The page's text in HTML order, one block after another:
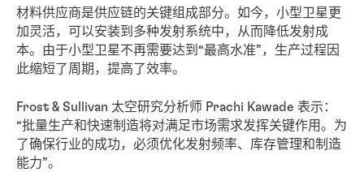
材料供应商是供应链的关键组成部分。如今，小型卫星更
加灵活，可以安装到多种发射系统中，从而降低发射成
本。由于小型卫星不再需要达到“最高水准”，生产过程因
此缩短了周期，提高了效率。
Frost & Sullivan 太空研究分析师 Prachi Kawade 表示：
“批量生产和快速制造将对满足市场需求发挥关键作用。为
了确保行业的成功，必须优化发射频率、库存管理和制造
能力”。